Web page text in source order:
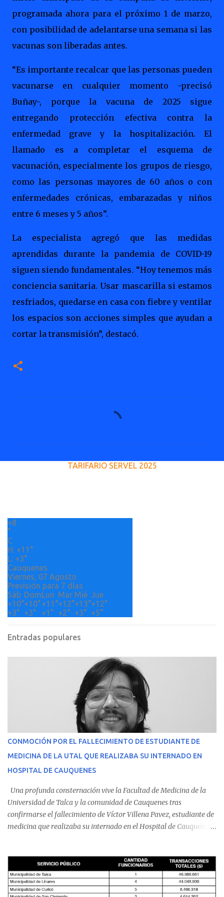
programada ahora para el próximo 1 de marzo,
con posibilidad de adelantarse una semana si las
vacunas son liberadas antes.
“Es importante recalcar que las personas pueden
vacunarse en cualquier momento -precisó
Buñay-, porque la vacuna de 2025 sigue
entregando protección efectiva contra la
enfermedad grave y la hospitalización. El
llamado es a completar el esquema de
vacunación, especialmente los grupos de riesgo,
como las personas mayores de 60 años o con
enfermedades crónicas, embarazadas y niños
entre 6 meses y 5 años”.
La especialista agregó que las medidas
aprendidas durante la pandemia de COVID-19
siguen siendo fundamentales. “Hoy tenemos más
conciencia sanitaria. Usar mascarilla si estamos
resfriados, quedarse en casa con fiebre y ventilar
los espacios son acciones simples que ayudan a
cortar la transmisión”, destacó.
i
s
TARIFARIO SERVEL 2025
+8
°
C
H: +11°
L: +3°
Cauquenes
Viernes, 07 Agosto
Previsión para 7 días
Sáb DomLun Mar Mié Jue
+10°+10°+11°+12°+13°+12°
+3° +3° +1° +2° +3° +5°
Entradas populares
CONMOCIÓN POR EL FALLECIMIENTO DE ESTUDIANTE DE
MEDICINA DE LA UTAL QUE REALIZABA SU INTERNADO EN
HOSPITAL DE CAUQUENES
Una profunda consternación vive la Facultad de Medicina de la
Universidad de Talca y la comunidad de Cauquenes tras
confirmarse el fallecimiento de Víctor Villena Pavez, estudiante de
medicina que realizaba su internado en el Hospital de Cauquenes.
malestares físicos. Dada la complejidad de su estado de salud, el
equipo médico determinó su traslado de urgencia al Hospital
Regional de Talca y dado la urgencia la ambulancia partió hacia